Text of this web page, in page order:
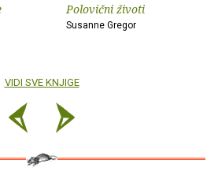
Polovični životi
Susanne Gregor
VIDI SVE KNJIGE